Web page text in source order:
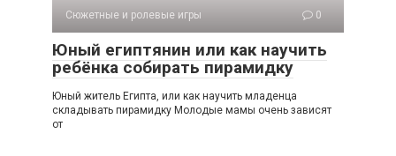
Сюжетные и ролевые игры 0
Юный египтянин или как научить
ребёнка собирать пирамидку
Юный житель Египта, или как научить младенца
складывать пирамидку Молодые мамы очень зависят
от